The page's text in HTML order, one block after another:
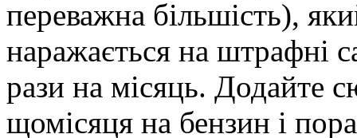
переважна більшість),
наражається на штрафні
рази на місяць. Додайте
щомісяця на бензин і